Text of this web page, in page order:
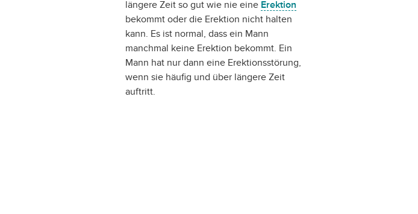
längere Zeit so gut wie nie eine Erektion
bekommt oder die Erektion nicht halten
kann. Es ist normal, dass ein Mann
manchmal keine Erektion bekommt. Ein
Mann hat nur dann eine Erektionsstörung,
wenn sie häufig und über längere Zeit
auftritt.